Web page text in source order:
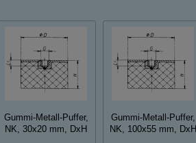
Gummi-Metall-Puffer,
NK, 30x20 mm, DxH
Gummi-Metall-Puffer,
NK, 100x55 mm, DxH